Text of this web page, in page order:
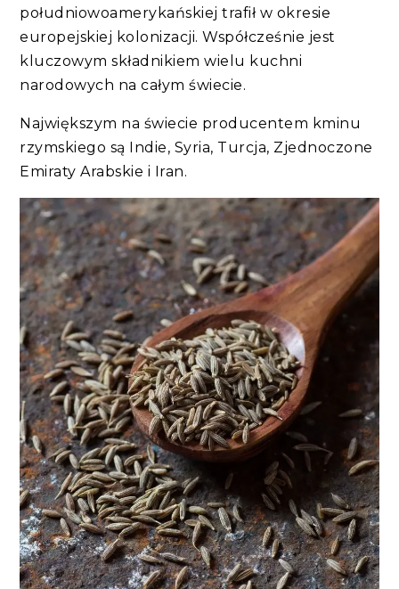
południowoamerykańskiej trafił w okresie
europejskiej kolonizacji. Współcześnie jest
kluczowym składnikiem wielu kuchni
narodowych na całym świecie.
Największym na świecie producentem kminu
rzymskiego są Indie, Syria, Turcja, Zjednoczone
Emiraty Arabskie i Iran.